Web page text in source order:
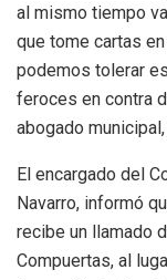
al mismo tiempo
que tome cartas
podemos tolerar
feroces en contra
abogado
El encargado del
Navarro, informó
recibe un llamado
Compuertas, al